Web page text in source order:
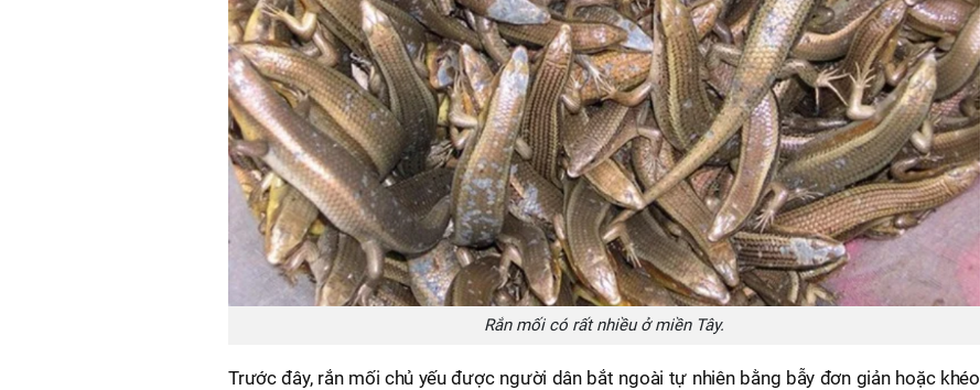
Rắn mối có rất nhiều ở miền Tây.
Trước đây, rắn mối chủ yếu được người dân bắt ngoài tự nhiên bằng bẫy đơn giản hoặc khéo